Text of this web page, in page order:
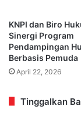
KNPI dan Biro
Sinergi Program
Pendampingan
Berbasis Pemuda
April 22, 2026
Tinggalkan